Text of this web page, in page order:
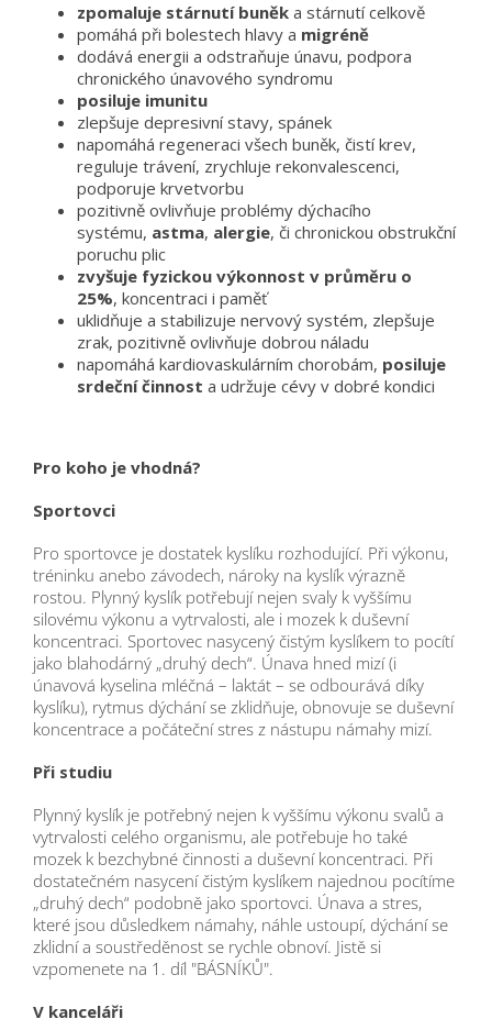
zpomaluje stárnutí buněk a stárnutí celkově
pomáhá při bolestech hlavy a migréně
dodává energii a odstraňuje únavu, podpora
chronického únavového syndromu
posiluje imunitu
zlepšuje depresivní stavy, spánek
napomáhá regeneraci všech buněk, čistí krev,
reguluje trávení, zrychluje rekonvalescenci,
podporuje krvetvorbu
pozitivně ovlivňuje problémy dýchacího
systému, astma, alergie, či chronickou obstrukční
poruchu plic
zvyšuje fyzickou výkonnost v průměru o
25%, koncentraci i paměť
uklidňuje a stabilizuje nervový systém, zlepšuje
zrak, pozitivně ovlivňuje dobrou náladu
napomáhá kardiovaskulárním chorobám, posiluje
srdeční činnost a udržuje cévy v dobré kondici
Pro koho je vhodná?
Sportovci
Pro sportovce je dostatek kyslíku rozhodující. Při výkonu,
tréninku anebo závodech, nároky na kyslík výrazně
rostou. Plynný kyslík potřebují nejen svaly k vyššímu
silovému výkonu a vytrvalosti, ale i mozek k duševní
koncentraci. Sportovec nasycený čistým kyslíkem to pocítí
jako blahodárný „druhý dech“. Únava hned mizí (i
únavová kyselina mléčná – laktát – se odbourává díky
kyslíku), rytmus dýchání se zklidňuje, obnovuje se duševní
koncentrace a počáteční stres z nástupu námahy mizí.
Při studiu
Plynný kyslík je potřebný nejen k vyššímu výkonu svalů a
vytrvalosti celého organismu, ale potřebuje ho také
mozek k bezchybné činnosti a duševní koncentraci. Při
dostatečném nasycení čistým kyslíkem najednou pocítíme
„druhý dech“ podobně jako sportovci. Únava a stres,
které jsou důsledkem námahy, náhle ustoupí, dýchání se
zklidní a soustředěnost se rychle obnoví. Jistě si
vzpomenete na 1. díl "BÁSNÍKŮ".
V kanceláři